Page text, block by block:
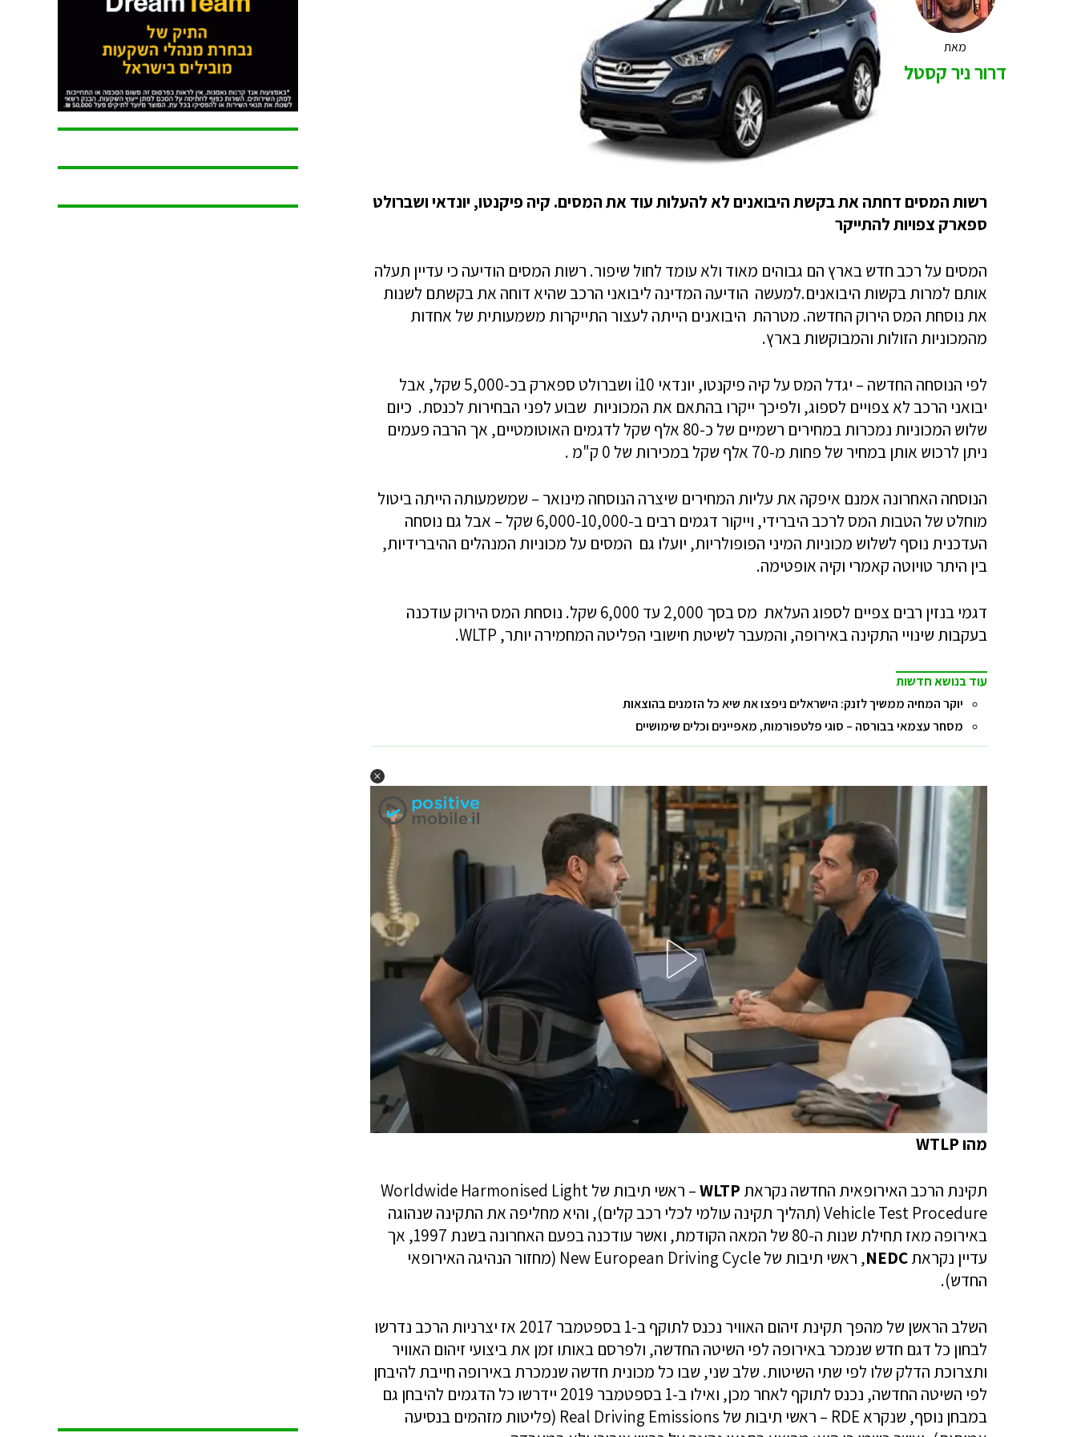
מאת
דרור ניר קסטל
רשות המסים דחתה את בקשת היבואנים לא להעלות עוד את המסים. קיה פיקנטו, יונדאי ושברולט
ספארק צפויות להתייקר
המסים על רכב חדש בארץ הם גבוהים מאוד ולא עומד לחול שיפור. רשות המסים הודיעה כי עדיין תעלה
אותם למרות בקשות היבואנים.למעשה הודיעה המדינה ליבואני הרכב שהיא דוחה את בקשתם לשנות
את נוסחת המס הירוק החדשה. מטרהת היבואנים הייתה לעצור התייקרות משמעותית של אחדות
מהמכוניות הזולות והמבוקשות בארץ.
לפי הנוסחה החדשה – יגדל המס על קיה פיקנטו, יונדאי i10 ושברולט ספארק בכ-5,000 שקל, אבל
יבואני הרכב לא צפויים לספוג, ולפיכך ייקרו בהתאם את המכוניות שבוע לפני הבחירות לכנסת. כיום
שלוש המכוניות נמכרות במחירים רשמיים של כ-80 אלף שקל לדגמים האוטומטיים, אך הרבה פעמים
ניתן לרכוש אותן במחיר של פחות מ-70 אלף שקל במכירות של 0 ק"מ .
הנוסחה האחרונה אמנם איפקה את עליות המחירים שיצרה הנוסחה מינואר – שמשמעותה הייתה ביטול
מוחלט של הטבות המס לרכב היברידי, וייקור דגמים רבים ב-6,000-10,000 שקל – אבל גם נוסחה
העדכנית נוסף לשלוש מכוניות המיני הפופולריות, יועלו גם המסים על מכוניות המנהלים ההיברידיות,
בין היתר טויוטה קאמרי וקיה אופטימה.
דגמי בנזין רבים צפיים לספוג העלאת מס בסך 2,000 עד 6,000 שקל. נוסחת המס הירוק עודכנה
בעקבות שינויי התקינה באירופה, והמעבר לשיטת חישובי הפליטה המחמירה יותר, WLTP.
עוד בנושא חדשות
יוקר המחיה ממשיך לזנק: הישראלים ניפצו את שיא כל הזמנים בהוצאות
מסחר עצמאי בבורסה – סוגי פלטפורמות, מאפיינים וכלים שימושיים
מהו WTLP
תקינת הרכב האירופאית החדשה נקראתWLTP
– ראשי תיבות של Worldwide Harmonised Light
Vehicle Test Procedure (תהליך תקינה עולמי לכלי רכב קלים), והיא מחליפה את התקינה שנהוגה
באירופה מאז תחילת שנות ה-80 של המאה הקודמת, ואשר עודכנה בפעם האחרונה בשנת 1997, אך
עדיין נקראתNEDC
, ראשי תיבות של New European Driving Cycle (מחזור הנהיגה האירופאי
החדש).
השלב הראשן של מהפך תקינת זיהום האוויר נכנס לתוקף ב-1 בספטמבר 2017 אז יצרניות הרכב נדרשו
לבחון כל דגם חדש שנמכר באירופה לפי השיטה החדשה, ולפרסם באותו זמן את ביצועי זיהום האוויר
ותצרוכת הדלק שלו לפי שתי השיטות. שלב שני, שבו כל מכונית חדשה שנמכרת באירופה חייבת להיבחן
לפי השיטה החדשה, נכנס לתוקף לאחר מכן, ואילו ב-1 בספטמבר 2019 יידרשו כל הדגמים להיבחן גם
במבחן נוסף, שנקרא RDE – ראשי תיבות של Real Driving Emissions (פליטות מזהמים בנסיעה